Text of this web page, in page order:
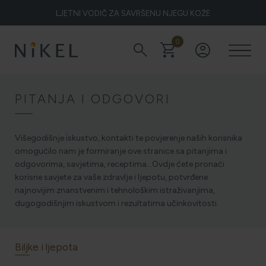
LJETNI VODIČ ZA SAVRŠENU NJEGU KOŽE
NIKEL HEROJ PRIRODE
search shopping_cart0 account_circle
PITANJA I ODGOVORI
Višegodišnje iskustvo, kontakti te povjerenje naših korisnika
omogućilo nam je formiranje ove stranice sa pitanjima i
odgovorima, savjetima, receptima…Ovdje ćete pronaći
korisne savjete za vaše zdravlje i ljepotu, potvrđene
najnovijim znanstvenim i tehnološkim istraživanjima,
dugogodišnjim iskustvom i rezultatima učinkovitosti.
Biljke i ljepota